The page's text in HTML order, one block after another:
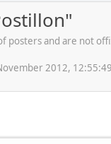
posters and are not
2012, 12:55:49